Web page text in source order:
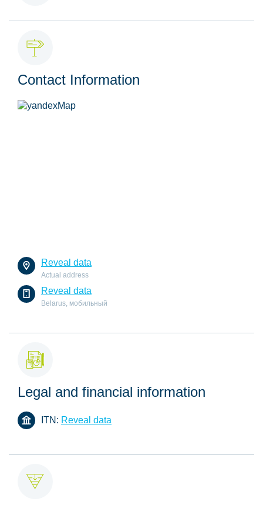
Contact Information
Reveal data
Actual address
Reveal data
Belarus, мобильный
Legal and financial information
ITN: Reveal data